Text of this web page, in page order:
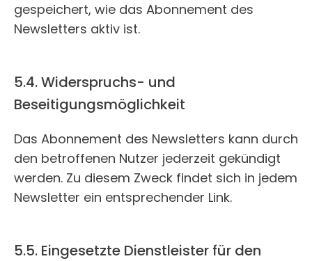
gespeichert, wie das Abonnement des
Newsletters aktiv ist.
5.4. Widerspruchs- und
Beseitigungsmöglichkeit
Das Abonnement des Newsletters kann durch
den betroffenen Nutzer jederzeit gekündigt
werden. Zu diesem Zweck findet sich in jedem
Newsletter ein entsprechender Link.
5.5. Eingesetzte Dienstleister für den